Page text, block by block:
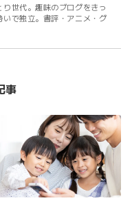
世代。趣味のブログをきっ
で独立。書評・アニメ・グ
事